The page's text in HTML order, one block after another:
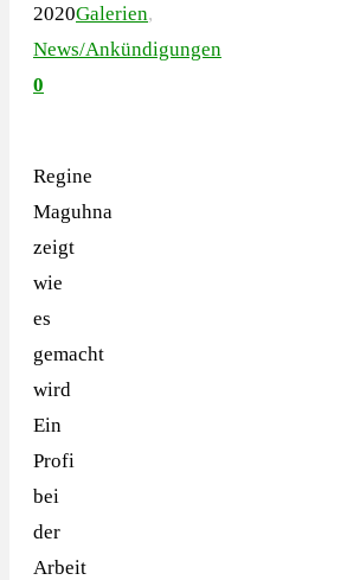
2020Galerien,
News/Ankündigungen
0
Regine
Maguhna
zeigt
wie
es
gemacht
wird
Ein
Profi
bei
der
Arbeit